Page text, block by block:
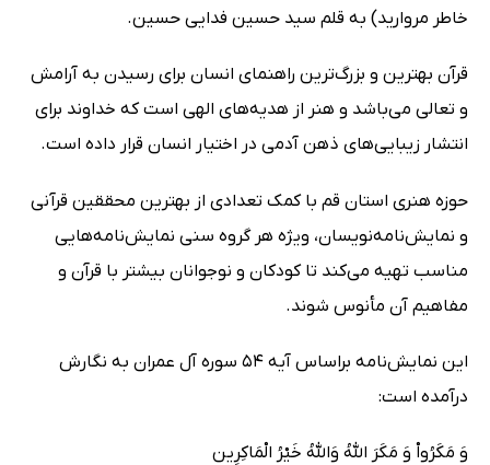
خاطر‌ مروارید) به قلم سید حسین فدایی حسین.
قرآن بهترین و بزرگ‌ترین راهنمای انسان برای رسیدن به آرامش
و تعالی می‌باشد و هنر از هدیه‌های الهی است که خداوند برای
انتشار زیبایی‌های ذهن آدمی در اختیار انسان قرار داده است.
حوزه هنری استان قم با کمک تعدادی از بهترین محققین قرآنی
و نمایش‌نامه‌نویسان، ویژه هر گروه سنی نمایش‌نامه‌هایی
مناسب تهیه می‌کند تا کودکان و نوجوانان بیشتر با قرآن و
مفاهیم آن مأنوس شوند.
این نمایش‌نامه براساس آیه 54 سوره آل عمران به نگارش
درآمده است:
وَ مَکَرُواْ وَ مَکَرَ اللهُ وَاللهُ خَیْرُ الْمَاکِرِین